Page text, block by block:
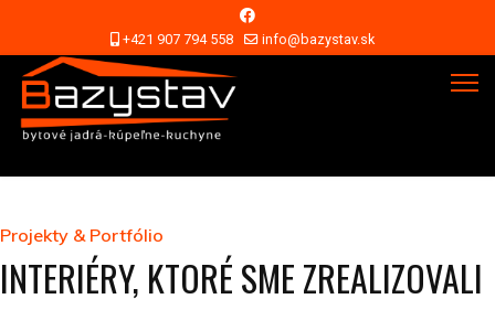
+421 907 794 558 info@bazystav.sk
Projekty & Portfólio
INTERIÉRY, KTORÉ SME ZREALIZOVALI